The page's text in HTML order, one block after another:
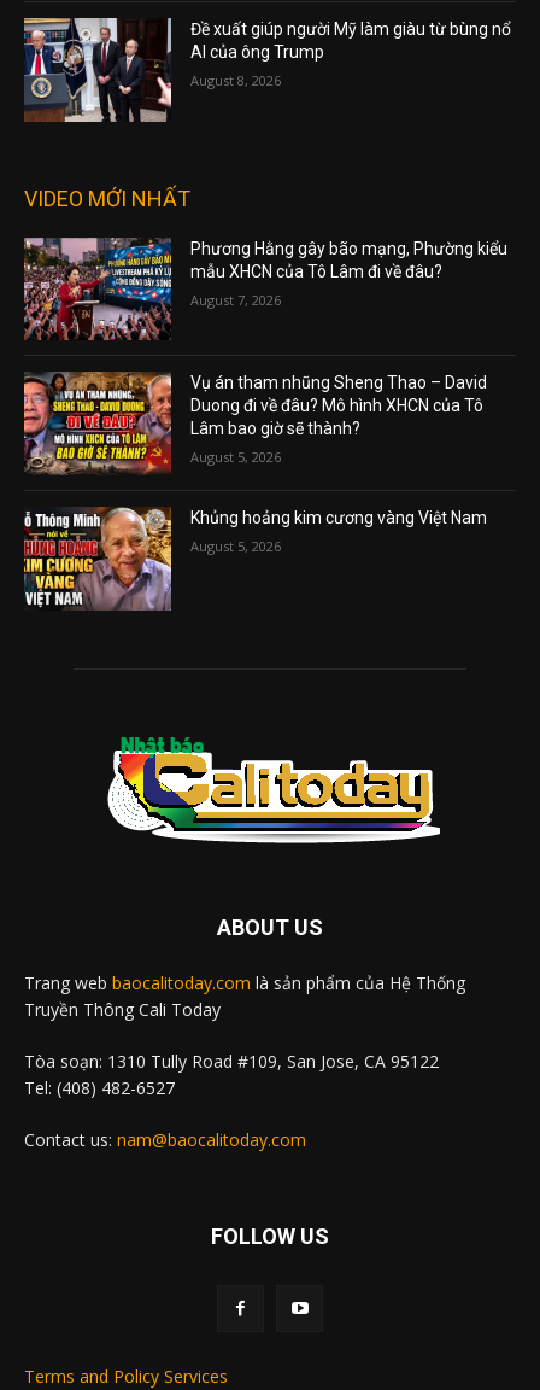
Đề xuất giúp người Mỹ làm giàu từ bùng nổ
AI của ông Trump
August 8, 2026
VIDEO MỚI NHẤT
Phương Hằng gây bão mạng, Phường kiểu
mẫu XHCN của Tô Lâm đi về đâu?
August 7, 2026
Vụ án tham nhũng Sheng Thao – David
Duong đi về đâu? Mô hình XHCN của Tô
Lâm bao giờ sẽ thành?
August 5, 2026
Khủng hoảng kim cương vàng Việt Nam
August 5, 2026
ABOUT US
Trang web baocalitoday.com là sản phẩm của Hệ Thống
Truyền Thông Cali Today
Tòa soạn: 1310 Tully Road #109, San Jose, CA 95122
Tel: (408) 482-6527
Contact us: nam@baocalitoday.com
FOLLOW US
Terms and Policy Services